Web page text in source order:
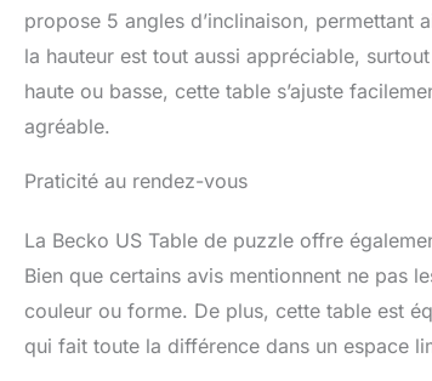
propose 5 angles d’inclinaison, permettant
la hauteur est tout aussi appréciable,
haute ou basse, cette table s’ajuste
agréable.
Praticité au rendez-vous
La Becko US Table de puzzle offre
Bien que certains avis mentionnent ne pas
couleur ou forme. De plus, cette table est
qui fait toute la différence dans un espace